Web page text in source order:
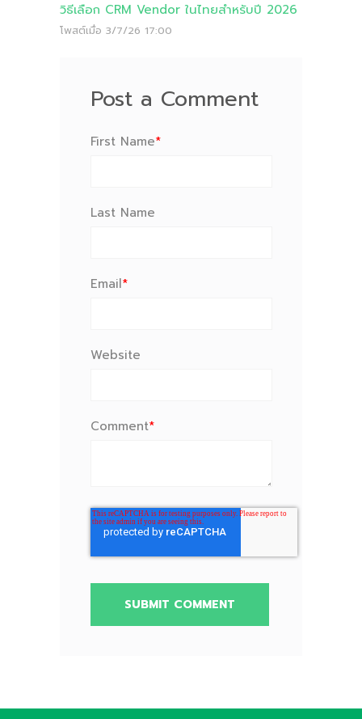
วิธีเลือก CRM Vendor ในไทยสำหรับปี 2026
โพสต์เมื่อ 3/7/26 17:00
Post a Comment
First Name*
Last Name
Email*
Website
Comment*